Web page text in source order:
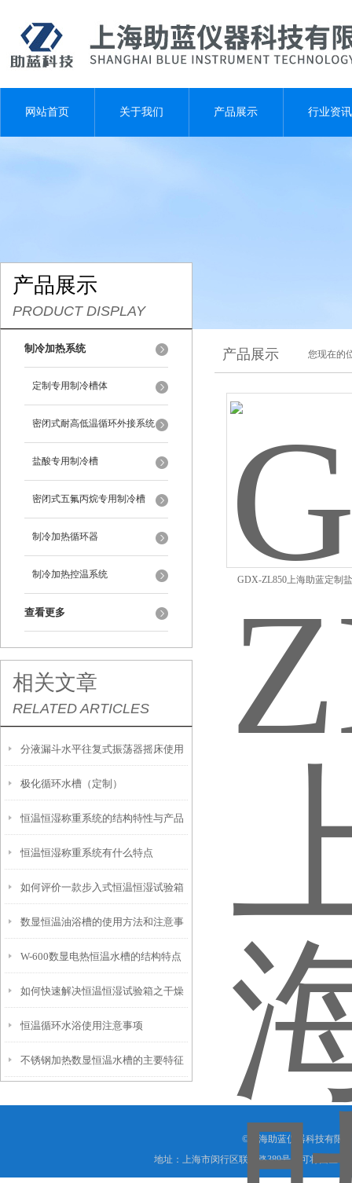
网站首页 关于我们 产品展示 行业资讯
产品展示
PRODUCT DISPLAY
制冷加热系统
定制专用制冷槽体
密闭式耐高低温循环外接系统
盐酸专用制冷槽
密闭式五氟丙烷专用制冷槽
制冷加热循环器
制冷加热控温系统
查看更多
相关文章
RELATED ARTICLES
分液漏斗水平往复式振荡器摇床使用
时需要注意这几点
极化循环水槽（定制）
恒温恒湿称重系统的结构特性与产品
功能配置
恒温恒湿称重系统有什么特点
如何评价一款步入式恒温恒湿试验箱
的好坏？
数显恒温油浴槽的使用方法和注意事
项
W-600数显电热恒温水槽的结构特点
与注意事项
如何快速解决恒温恒湿试验箱之干燥
过滤器失效的问题
恒温循环水浴使用注意事项
不锈钢加热数显恒温水槽的主要特征
产品展示 您现在的
GDX-ZL850上海助蓝定制
©上海助蓝仪器科技有限
地址：上海市闵行区联明路389号麦可将园区A